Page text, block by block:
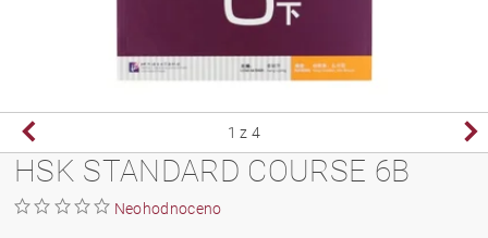
1 z 4
HSK STANDARD COURSE 6B
Neohodnoceno